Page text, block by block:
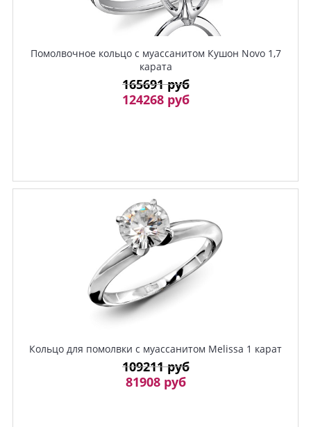
Помолвочное кольцо с муассанитом Кушон Novo 1,7
карата
165691 руб
124268 руб
Кольцо для помолвки с муассанитом Melissa 1 карат
109211 руб
81908 руб